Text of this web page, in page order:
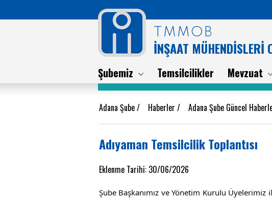
TMMOB
İNŞAAT MÜHENDİSLERİ
Şubemiz Temsilcilikler Mevzuat
Adana Şube/ Haberler / Adana Şube Güncel
Adıyaman Temsilcilik Toplantısı
Eklenme Tarihi: 30/06/2026
Şube Başkanımız ve Yönetim Kurulu